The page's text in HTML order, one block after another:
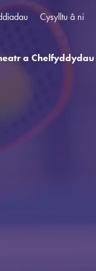
Cysylltu â ni
a Chelfyddydau